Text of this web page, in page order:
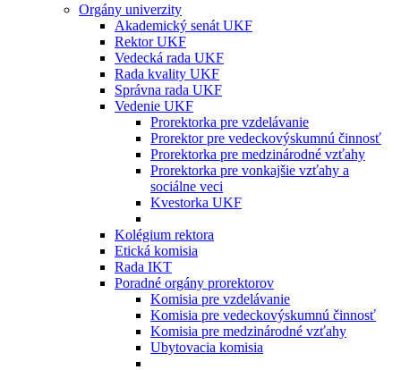
Orgány univerzity
Akademický senát UKF
Rektor UKF
Vedecká rada UKF
Rada kvality UKF
Správna rada UKF
Vedenie UKF
Prorektorka pre vzdelávanie
Prorektor pre vedeckovýskumnú činnosť
Prorektorka pre medzinárodné vzťahy
Prorektorka pre vonkajšie vzťahy a
sociálne veci
Kvestorka UKF
Kolégium rektora
Etická komisia
Rada IKT
Poradné orgány prorektorov
Komisia pre vzdelávanie
Komisia pre vedeckovýskumnú činnosť
Komisia pre medzinárodné vzťahy
Ubytovacia komisia